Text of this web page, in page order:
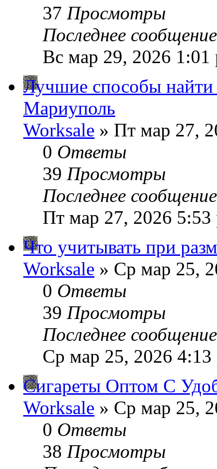
37 Просмотры
Последнее
Вс мар 29, 2026 1:01
Лучшие способы найти
Мариуполь
Worksale » Пт мар 27,
0 Ответы
39 Просмотры
Последнее
Пт мар 27, 2026 5:53
Что учитывать при
Worksale » Ср мар 25,
0 Ответы
39 Просмотры
Последнее
Ср мар 25, 2026 4:13
Сигареты Оптом С
Worksale » Ср мар 25,
0 Ответы
38 Просмотры